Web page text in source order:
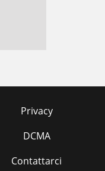
Privacy
DCMA
Contattarci